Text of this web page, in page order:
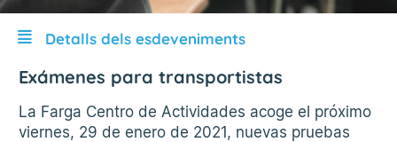
Detalls dels esdeveniments
Exámenes para transportistas
La Farga Centro de Actividades acoge el próximo
viernes, 29 de enero de 2021, nuevas pruebas